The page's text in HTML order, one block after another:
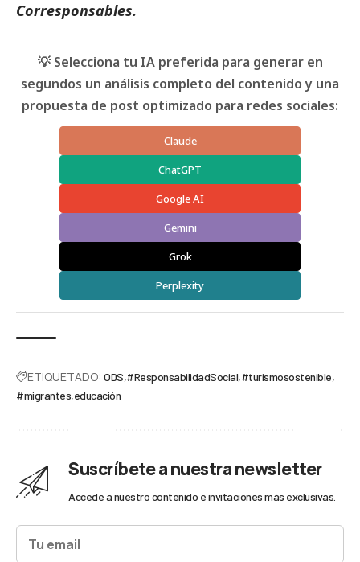
Corresponsables.
💡 Selecciona tu IA preferida para generar en
segundos un análisis completo del contenido y una
propuesta de post optimizado para redes sociales:
Claude
ChatGPT
Google AI
Gemini
Grok
Perplexity
ETIQUETADO: ODS #ResponsabilidadSocial #turismosostenible
#migrantes educación
Suscríbete a nuestra newsletter
Accede a nuestro contenido e invitaciones más exclusivas.